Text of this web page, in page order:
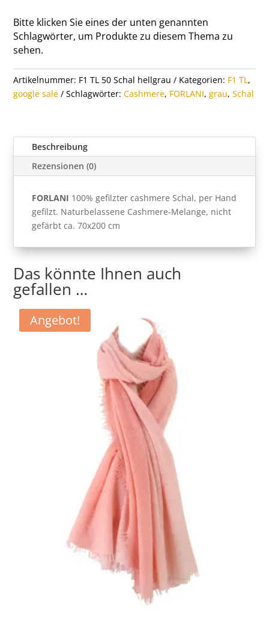
Bitte klicken Sie eines der unten genannten
Schlagwörter, um Produkte zu diesem Thema zu
sehen.
Artikelnummer: F1 TL 50 Schal hellgrau Kategorien: F1 TL,
google sale
Schlagwörter: Cashmere, FORLANI, grau, Schal
Beschreibung
Rezensionen (0)
FORLANI 100% gefilzter cashmere Schal, per Hand
gefilzt. Naturbelassene Cashmere-Melange, nicht
gefärbt ca. 70x200 cm
Das könnte Ihnen auch
gefallen …
Angebot!